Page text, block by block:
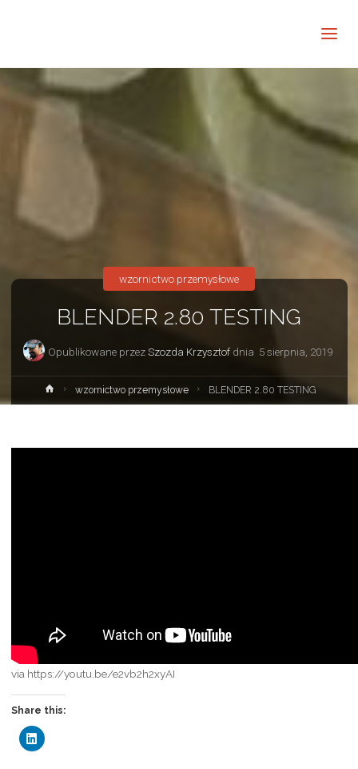
BLENDER 2.80 TESTING
Opublikowane przez Szozda Krzysztof dnia 5 sierpnia, 2019
wzornictwo przemysłowe
Strona
główna
wzornictwo przemysłowe BLENDER 2.80 TESTING
via https://youtu.be/e2vb2h2xyAI
Share this:
C
l